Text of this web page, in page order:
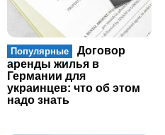
Популярные
Договор
аренды жилья в
Германии для
украинцев: что об этом
надо знать